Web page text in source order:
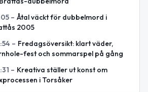
– Åtal väckt för dubbelmord i
2005
– Fredagsöversikt: klart väder,
fest och sommarspel på gång
– Kreativa ställer ut konst om
i Torsåker